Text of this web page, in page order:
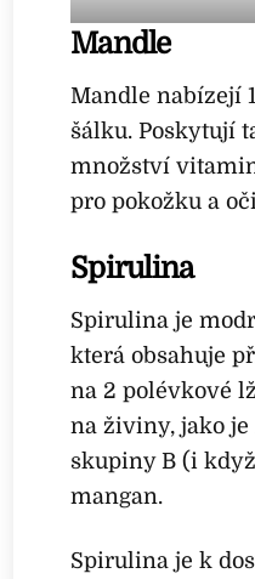
Mandle
Mandle nabízejí
šálku. Poskytují
množství
pro pokožku a
Spirulina
Spirulina je
která obsahuje
na 2 polévkové
na živiny, jako
skupiny B (i
mangan.
Spirulina je k